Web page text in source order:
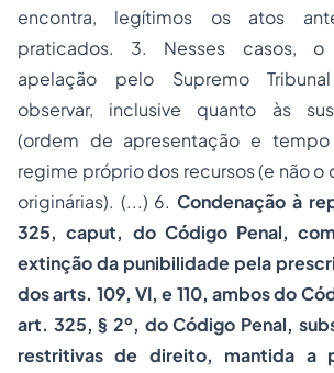
encontra, legítimos os atos
praticados. 3. Nesses casos, o
apelação pelo Supremo
observar, inclusive quanto às
(ordem de apresentação e
regime próprio dos recursos (e não o
originárias). (...) 6.Condenação à
325, caput, do Código Penal,
extinção da punibilidade pela
dos arts. 109, VI, e 110, ambos do
art. 325, § 2º, do Código Penal,
restritivas de direito, mantida a